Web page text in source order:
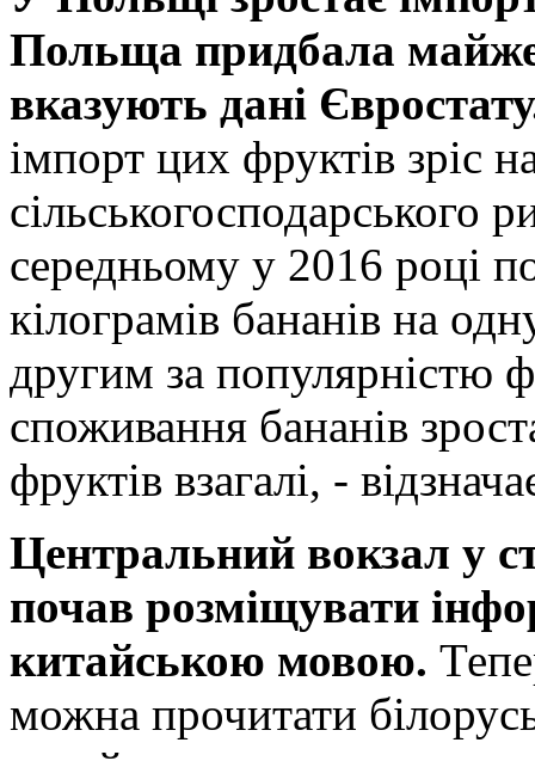
Польща придбала майже
вказують дані
імпорт цих фруктів зріс
сільськогосподарського
середньому у 2016 році
кілограмів бананів на
другим за популярністю
споживання бананів
фруктів взагалі, -
Центральний вокзал у
почав розміщувати
китайською мовою.
можна прочитати